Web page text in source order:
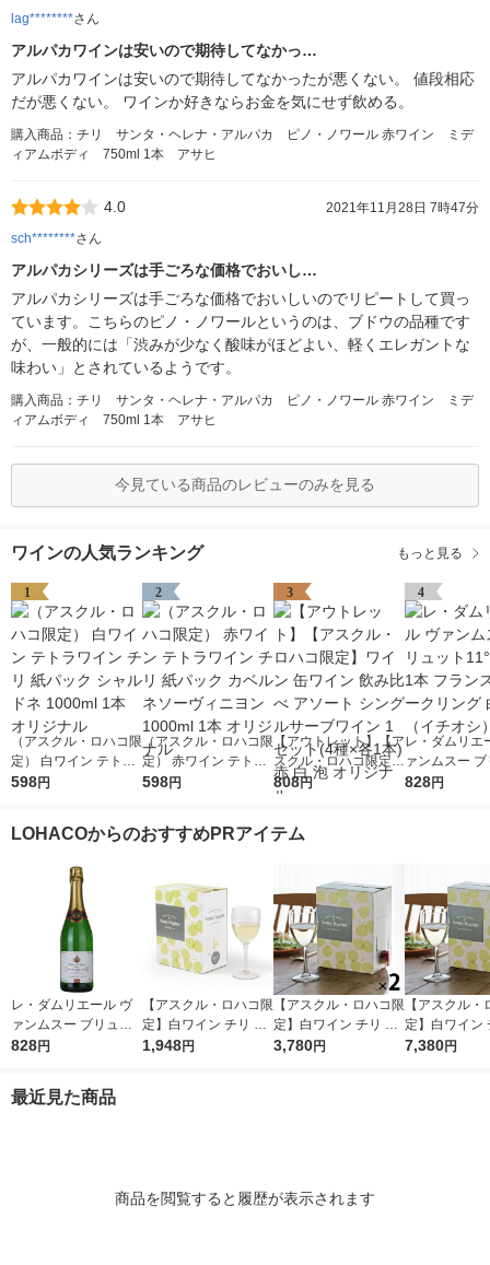
lag********さん
アルパカワインは安いので期待してなかっ…
アルパカワインは安いので期待してなかったが悪くない。 値段相応
だが悪くない。 ワインか好きならお金を気にせず飲める。
購入商品：チリ サンタ・ヘレナ・アルパカ ピノ・ノワール 赤ワイン ミデ
ィアムボディ 750ml 1本 アサヒ
4.0
2021年11月28日 7時47分
sch********さん
アルパカシリーズは手ごろな価格でおいし…
アルパカシリーズは手ごろな価格でおいしいのでリピートして買っ
ています。こちらのピノ・ノワールというのは、ブドウの品種です
が、一般的には「渋みが少なく酸味がほどよい、軽くエレガントな
味わい」とされているようです。
購入商品：チリ サンタ・ヘレナ・アルパカ ピノ・ノワール 赤ワイン ミデ
ィアムボディ 750ml 1本 アサヒ
今見ている商品のレビューのみを見る
ワインの人気ランキング もっと見る
1
（アスクル・ロハコ限
定） 白ワイン テトラ
ワイン チリ 紙パック
598円
2
（アスクル・ロハコ限
定） 赤ワイン テトラ
ワイン チリ 紙パック
ナル
598円
3
【アウトレット】【ア
スクル・ロハコ限定】
ワイン 缶ワイン 飲み
ト(4種×各1本) 赤 白
808円
4
レ・ダムリエ
ァンムスー
ト11°750ml 1
828円
LOHACOからのおすすめPRアイテム
レ・ダムリエール ヴ
ァンムスー ブリュッ
ト11°750ml 1本 フラ
828円
【アスクル・ロハコ限
定】白ワイン チリ サ
ンタ レジーナ BIB シ
1,948円
【アスクル・ロハコ限
定】白ワイン チリ サ
ンタ レジーナ BIB シ
3,780円
【アスクル・
定】白ワイン
ンタ レジーナ
7,380円
最近見た商品
商品を閲覧すると履歴が表示されます